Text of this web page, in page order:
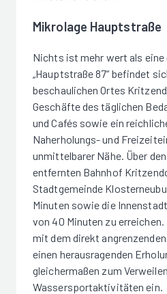
Mikrolage Hauptstraße
Nichts ist mehr wert als
„Hauptstraße 87“ befindet
beschaulichen Ortes
Geschäfte des täglichen
und Cafés sowie ein
Naherholungs- und
unmittelbarer Nähe. Über
entfernten Bahnhof
Stadtgemeinde
Minuten sowie die
von 40 Minuten zu
mit dem direkt
einen herausragenden
gleichermaßen zum
Wassersportaktivitäten ein.